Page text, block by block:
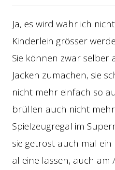
Ja, es wird wahrlich
Kinderlein grösser
Sie können zwar selber
Jacken zumachen, sie
nicht mehr einfach so
brüllen auch nicht
Spielzeugregal im
sie getrost auch mal
alleine lassen, auch am